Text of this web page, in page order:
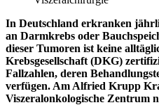
In Deutschland erkranken
an Darmkrebs oder
dieser Tumoren ist keine
Krebsgesellschaft (DKG)
Fallzahlen, deren
verfügen. Am Alfried Krupp
Viszeralonkologische Zentrum